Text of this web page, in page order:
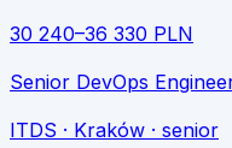
30 240–36 330 PLN
Senior DevOps
ITDS · Kraków · senior